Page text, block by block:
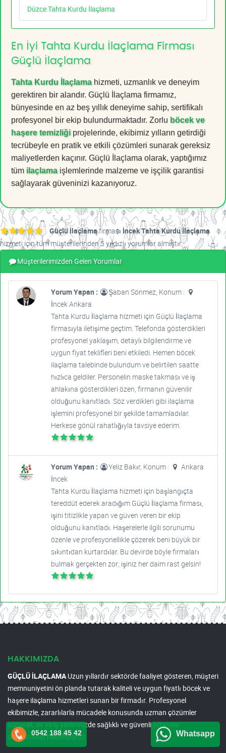
Düzce Tahta Kurdu İlaçlama
En İyi Tahta Kurdu İlaçlama Firması
Güçlü İlaçlama
Tahta Kurdu İlaçlamahizmeti, uzmanlık ve deneyim
gerektiren bir alandır. Güçlü İlaçlama firmamız,
bünyesinde en az beş yıllık deneyime sahip, sertifikalı
profesyonel bir ekip bulundurmaktadır. Zorlu böcek ve
haşere temizliği projelerinde, ekibimiz yılların getirdiği
tecrübeyle en pratik ve etkili çözümleri sunarak gereksiz
maliyetlerden kaçınır. Güçlü İlaçlama olarak, yaptığımız
tüm ilaçlamaişlemlerinde malzeme ve işçilik garantisi
sağlayarak güveninizi kazanıyoruz.
Güçlü İlaçlamafirması İncek Tahta Kurdu İlaçlama
hizmeti için tüm müşterilerinden 5 yıldızlı yorumlar almıştır.
Müşterilerimizden Gelen Yorumlar
Yorum Yapan :
Şaban Sönmez, Konum :
İncek Ankara
Tahta Kurdu İlaçlama hizmeti için Güçlü İlaçlama
firmasıyla iletişime geçtim. Telefonda gösterdikleri
profesyonel yaklaşım, detaylı bilgilendirme ve
uygun fiyat teklifleri beni etkiledi. Hemen böcek
ilaçlama talebinde bulundum ve belirtilen saatte
hızlıca geldiler. Personelin maske takması ve iş
ahlakına gösterdikleri özen, firmanın güvenilir
olduğunu kanıtladı. Söz verdikleri gibi ilaçlama
işlemini profesyonel bir şekilde tamamladılar.
Herkese gönül rahatlığıyla tavsiye ederim.
Yorum Yapan : Yeliz Bakır, Konum :
Ankara
İncek
Tahta Kurdu İlaçlama hizmeti için başlangıçta
tereddüt ederek aradığım Güçlü İlaçlama firması,
işini titizlikle yapan ve güven veren bir ekip
olduğunu kanıtladı. Haşerelerle ilgili sorunumu
özenle ve profesyonellikle çözerek beni büyük bir
sıkıntıdan kurtardılar. Bu devirde böyle firmaları
bulmak gerçekten zor; işiniz her daim rast gelsin!
HAKKIMIZDA
GÜÇLÜ İLAÇLAMAUzun yıllardır sektörde faaliyet gösteren, müşteri
memnuniyetini ön planda tutarak kaliteli ve uygun fiyatlı böcek ve
haşere ilaçlama hizmetleri sunan bir firmadır. Profesyonel
ekibimizle, zararlılarla mücadele konusunda uzman çözümler
sunarak, ev ve iş yerlerinizde sağlıklı ve güvenli ortamlar
oluşturmayı hedefliyoruz.
0542 188 45 42 Whatsapp